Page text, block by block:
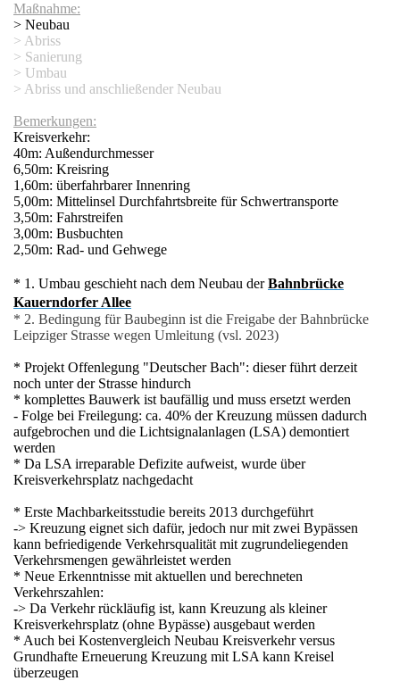
Maßnahme:
> Neubau
> Abriss
> Sanierung
> Umbau
> Abriss und anschließender Neubau
Bemerkungen:
Kreisverkehr:
40m: Außendurchmesser
6,50m: Kreisring
1,60m: überfahrbarer Innenring
5,00m: Mittelinsel Durchfahrtsbreite für Schwertransporte
3,50m: Fahrstreifen
3,00m: Busbuchten
2,50m: Rad- und Gehwege
* 1. Umbau geschieht nach dem Neubau derBahnbrücke
Kauerndorfer Allee
* 2. Bedingung für Baubeginn ist die Freigabe der Bahnbrücke
Leipziger Strasse wegen Umleitung (vsl. 2023)
* Projekt Offenlegung "Deutscher Bach": dieser führt derzeit
noch unter der Strasse hindurch
* komplettes Bauwerk ist baufällig und muss ersetzt werden
- Folge bei Freilegung: ca. 40% der Kreuzung müssen dadurch
aufgebrochen und die Lichtsignalanlagen (LSA) demontiert
werden
* Da LSA irreparable Defizite aufweist, wurde über
Kreisverkehrsplatz nachgedacht
* Erste Machbarkeitsstudie bereits 2013 durchgeführt
-> Kreuzung eignet sich dafür, jedoch nur mit zwei Bypässen
kann befriedigende Verkehrsqualität mit zugrundeliegenden
Verkehrsmengen gewährleistet werden
* Neue Erkenntnisse mit aktuellen und berechneten
Verkehrszahlen:
-> Da Verkehr rückläufig ist, kann Kreuzung als kleiner
Kreisverkehrsplatz (ohne Bypässe) ausgebaut werden
* Auch bei Kostenvergleich Neubau Kreisverkehr versus
Grundhafte Erneuerung Kreuzung mit LSA kann Kreisel
überzeugen